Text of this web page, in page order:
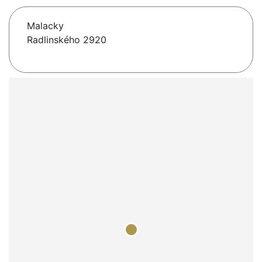
Malacky
Radlinského 2920